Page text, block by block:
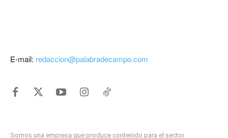
E-mail: redaccion@palabradecampo.com
Somos una empresa que produce contenido para el sector